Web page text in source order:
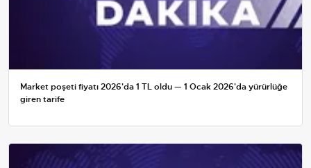
Market poşeti fiyatı 2026'da 1 TL oldu — 1 Ocak 2026'da yürürlüğe
giren tarife